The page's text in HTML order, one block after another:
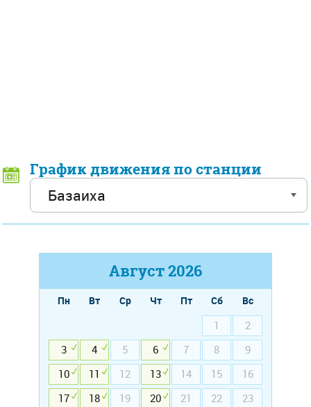
График движения по станции
Август2026
Пн Вт Ср Чт Пт Сб
Вс
1
2
3
4 5 6 7 8
9
10
11 12 13 14 15
16
17
18 19 20 21 22
23